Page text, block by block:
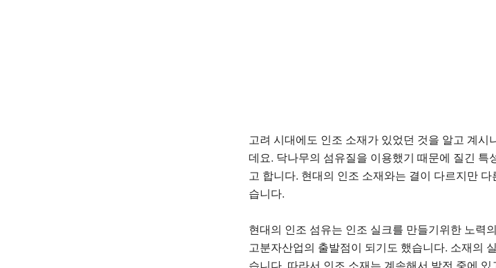
고려 시대에도 인조 소재가 있었던 것을 알고 계
데요. 닥나무의 섬유질을 이용했기 때문에 질긴
고 합니다. 현대의 인조 소재와는 결이 다르지만
습니다.
현대의 인조 섬유는 인조 실크를 만들기위한 노력
고분자산업의 출발점이 되기도 했습니다. 소재의